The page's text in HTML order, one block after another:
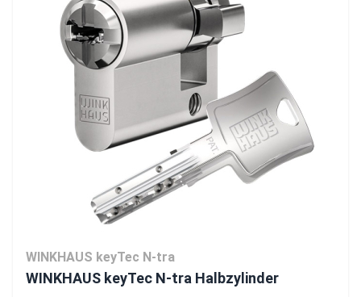
WINKHAUS keyTec N-tra
WINKHAUS keyTec N-tra Halbzylinder